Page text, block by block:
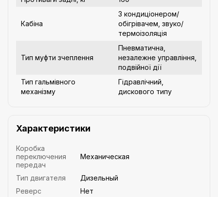
Кабіна
З кондиціонером/
обігрівачем, звуко/
термоізоляція
Тип муфти зчеплення
Пневматична,
незалежне управління,
подвійної дії
Тип гальмівного
механізму
Гідравлічний,
дискового типу
Характеристики
Коробка
переключения
передач
Механическая
Тип двигателя
Дизельный
Реверс
Нет